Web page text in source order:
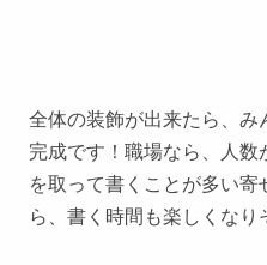
全体の装飾が出来たら、み
完成です！職場なら、人数
を取って書くことが多い
ら、書く時間も楽しくなり